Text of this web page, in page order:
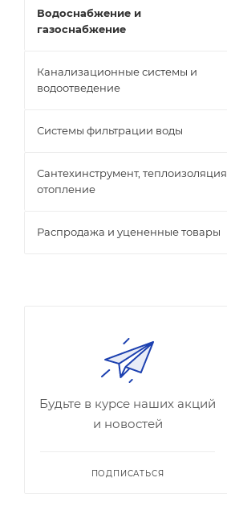
Водоснабжение и
газоснабжение
Канализационные системы и
водоотведение
Системы фильтрации воды
Сантехинструмент, теплоизоляция,
отопление
Распродажа и уцененные товары
Будьте в курсе наших акций
и новостей
ПОДПИСАТЬСЯ